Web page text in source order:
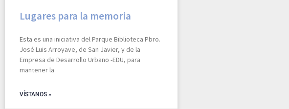
Lugares para la memoria
Esta es una iniciativa del Parque Biblioteca Pbro.
José Luis Arroyave, de San Javier, y de la
Empresa de Desarrollo Urbano -EDU, para
mantener la
VÍSTANOS »